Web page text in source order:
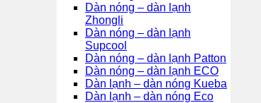
Dàn nóng – dàn lạnh
Zhongli
Dàn nóng – dàn lạnh
Supcool
Dàn nóng – dàn lạnh Patton
Dàn nóng – dàn lạnh ECO
Dàn lạnh – dàn nóng Kueba
Dàn lạnh – dàn nóng Eco